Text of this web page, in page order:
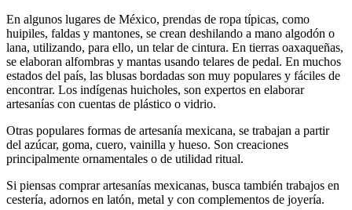
En algunos lugares de México, prendas de ropa típicas, como
huipiles, faldas y mantones, se crean deshilando a mano algodón o
lana, utilizando, para ello, un telar de cintura. En tierras oaxaqueñas,
se elaboran alfombras y mantas usando telares de pedal. En muchos
estados del país, las blusas bordadas son muy populares y fáciles de
encontrar. Los indígenas huicholes, son expertos en elaborar
artesanías con cuentas de plástico o vidrio.
Otras populares formas de artesanía mexicana, se trabajan a partir
del azúcar, goma, cuero, vainilla y hueso. Son creaciones
principalmente ornamentales o de utilidad ritual.
Si piensas comprar artesanías mexicanas, busca también trabajos en
cestería, adornos en latón, metal y con complementos de joyería.